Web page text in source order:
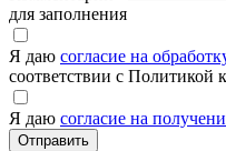
для заполнения
Я даю согласие на
соответствии с Политикой
Я даю согласие на